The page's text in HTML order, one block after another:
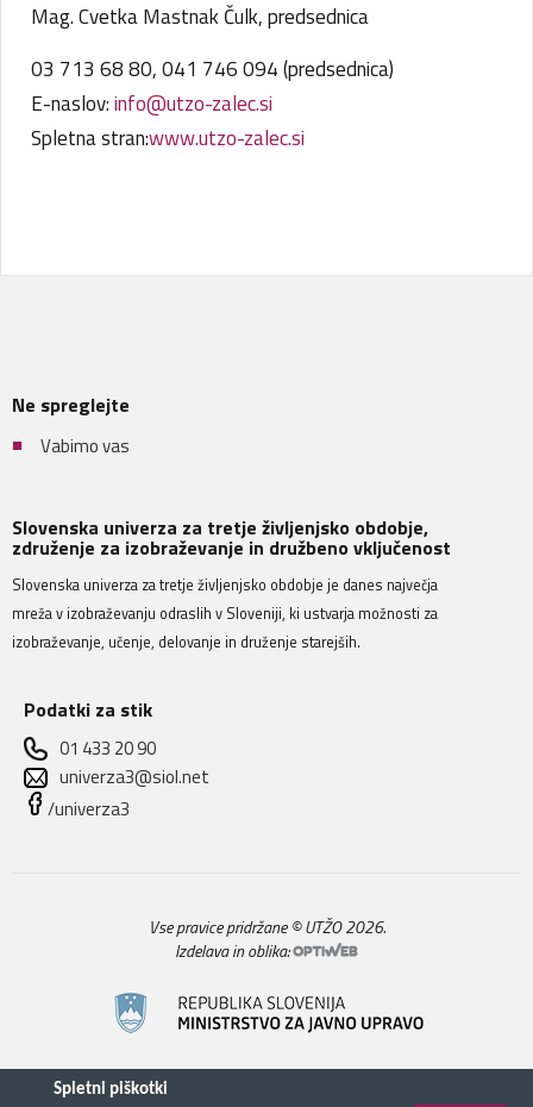
Mag. Cvetka Mastnak Čulk, predsednica
03 713 68 80, 041 746 094 (predsednica)
E-naslov:info@utzo-zalec.si
Spletna stran:www.utzo-zalec.si
Spletni piškotki
Ne spreglejte
Vabimo vas
Slovenska univerza za tretje življenjsko obdobje,
združenje za izobraževanje in družbeno vključenost
Slovenska univerza za tretje življenjsko obdobje je danes največja
mreža v izobraževanju odraslih v Sloveniji, ki ustvarja možnosti za
izobraževanje, učenje, delovanje in druženje starejših.
Podatki za stik
01 433 20 90
univerza3@siol.net
/univerza3
Vse pravice pridržane © UTŽO 2026.
Izdelava in oblika: